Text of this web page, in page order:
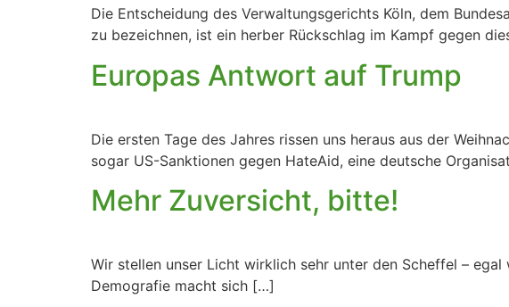
Die Entscheidung des Verwaltungsgerichts Köln, dem
zu bezeichnen, ist ein herber Rückschlag im Kampf gegen
Europas Antwort auf Trump
Die ersten Tage des Jahres rissen uns heraus aus der
sogar US-Sanktionen gegen HateAid, eine deutsche
Mehr Zuversicht, bitte!
Wir stellen unser Licht wirklich sehr unter den Scheffel –
Demografie macht sich […]